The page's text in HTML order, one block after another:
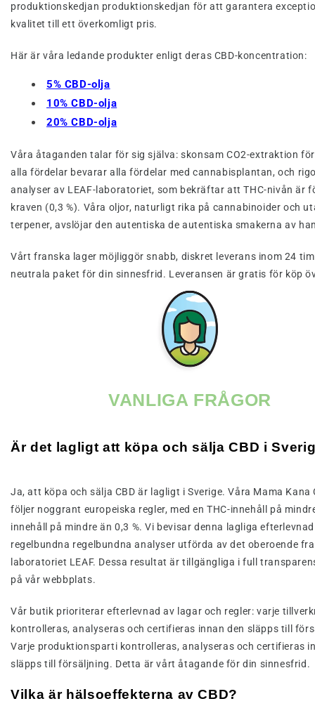
produktionskedjan produktionskedjan för att garantera
kvalitet till ett överkomligt pris.
Här är våra ledande produkter enligt deras CBD-koncentration:
5% CBD-olja
10% CBD-olja
20% CBD-olja
Våra åtaganden talar för sig själva: skonsam CO2-extraktion
alla fördelar bevarar alla fördelar med cannabisplantan, och
analyser av LEAF-laboratoriet, som bekräftar att THC-nivån är
kraven (0,3 %). Våra oljor, naturligt rika på cannabinoider och
terpener, avslöjar den autentiska de autentiska smakerna av
Vårt franska lager möjliggör snabb, diskret leverans inom 24
neutrala paket för din sinnesfrid. Leveransen är gratis för köp
VANLIGA FRÅGOR
Är det lagligt att köpa och sälja CBD i
Ja, att köpa och sälja CBD är lagligt i Sverige. Våra Mama Kana
följer noggrant europeiska regler, med en THC-innehåll på
innehåll på mindre än 0,3 %. Vi bevisar denna lagliga
regelbundna regelbundna analyser utförda av det oberoende
laboratoriet LEAF. Dessa resultat är tillgängliga i full
på vår webbplats.
Vår butik prioriterar efterlevnad av lagar och regler: varje
kontrolleras, analyseras och certifieras innan den släpps till
Varje produktionsparti kontrolleras, analyseras och certifieras
släpps till försäljning. Detta är vårt åtagande för din sinnesfrid.
Vilka är hälsoeffekterna av CBD?